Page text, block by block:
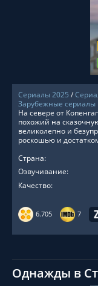
Сериалы 2025 /
Зарубежные сериалы
6.705 7
На севере от
похожий на
великолепно и
роскошью и
Страна:
Озвучивание:
Качество:
Однажды в